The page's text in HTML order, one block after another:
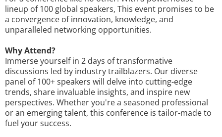
lineup of 100 global speakers, This event promises to be
a convergence of innovation, knowledge, and
unparalleled networking opportunities.
Why Attend?
Immerse yourself in 2 days of transformative
discussions led by industry trailblazers. Our diverse
panel of 100+ speakers will delve into cutting-edge
trends, share invaluable insights, and inspire new
perspectives. Whether you're a seasoned professional
or an emerging talent, this conference is tailor-made to
fuel your success.